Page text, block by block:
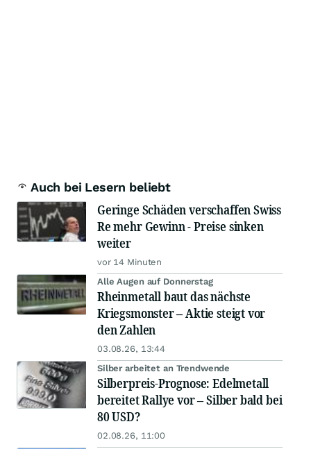
Auch bei Lesern beliebt
Geringe Schäden verschaffen Swiss
Re mehr Gewinn - Preise sinken
weiter
vor 14 Minuten
Alle Augen auf Donnerstag
Rheinmetall baut das nächste
Kriegsmonster – Aktie steigt vor
den Zahlen
03.08.26, 13:44
Silber arbeitet an Trendwende
Silberpreis-Prognose: Edelmetall
bereitet Rallye vor – Silber bald bei
80 USD?
02.08.26, 11:00